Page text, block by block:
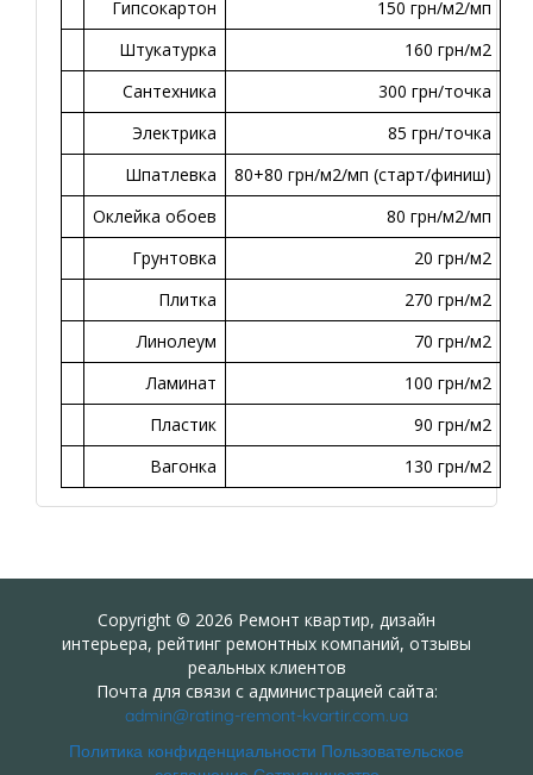
Гипсокартон
150 грн/м2/мп
Штукатурка
160 грн/м2
Сантехника
300 грн/точка
Электрика
85 грн/точка
Шпатлевка
80+80 грн/м2/мп (старт/финиш)
Оклейка обоев
80 грн/м2/мп
Грунтовка
20 грн/м2
Плитка
270 грн/м2
Линолеум
70 грн/м2
Ламинат
100 грн/м2
Пластик
90 грн/м2
Вагонка
130 грн/м2
Copyright © 2026 Ремонт квартир, дизайн
интерьера, рейтинг ремонтных компаний, отзывы
реальных клиентов
Почта для связи с администрацией сайта:
admin@rating-remont-kvartir.com.ua
Политика конфиденциальности Пользовательское